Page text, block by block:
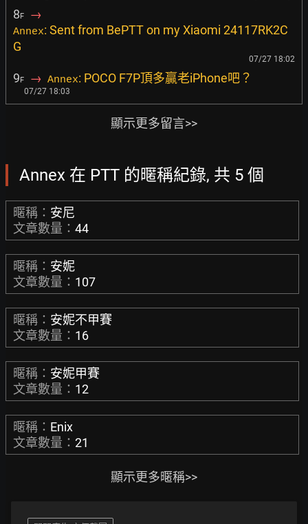
8F →
Annex: Sent from BePTT on my Xiaomi 24117RK2C
G
07/27 18:02
9F → Annex: POCO F7P頂多贏老iPhone吧？
07/27 18:03
顯示更多留言>>
Annex 在 PTT 的暱稱紀錄, 共 5 個
暱稱： 安尼
文章數量： 44
暱稱： 安妮
文章數量： 107
暱稱： 安妮不甲賽
文章數量： 16
暱稱： 安妮甲賽
文章數量： 12
暱稱： Enix
文章數量： 21
顯示更多暱稱>>